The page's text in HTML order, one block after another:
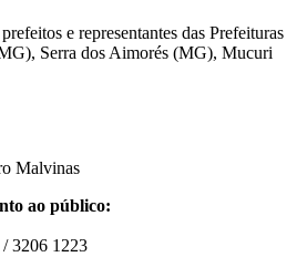
e representantes das Prefeituras
Serra dos Aimorés (MG), Mucuri
Malvinas
ao público:
3206 1223